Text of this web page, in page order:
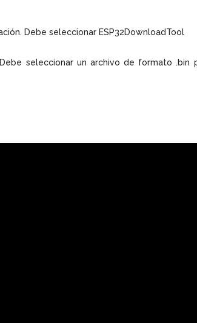
Debe seleccionar ESP32DownloadTool
seleccionar un archivo de formato .bin